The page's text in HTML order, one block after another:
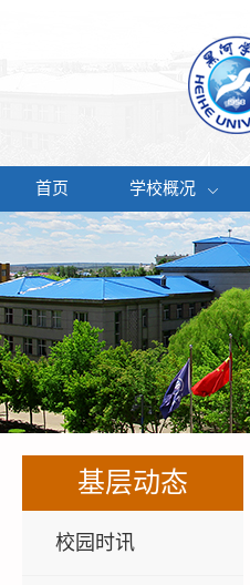
首页 学校概况
基层动态
校园时讯